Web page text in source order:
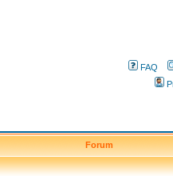
FAQ
Forum